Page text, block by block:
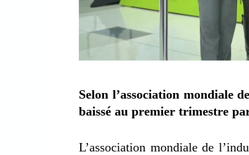
Selon l’association mondiale
baissé au premier trimestre
L’association mondiale de